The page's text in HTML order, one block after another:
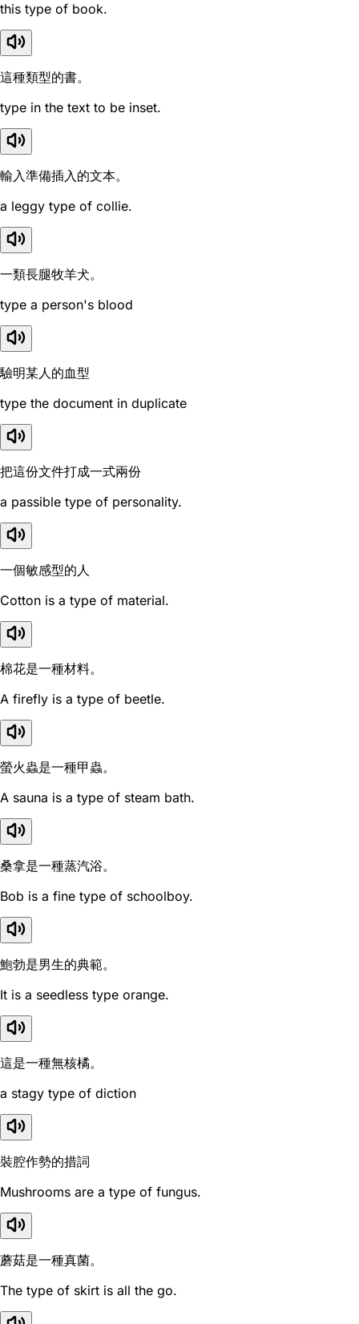
this type of book.
這種類型的書。
type in the text to be inset.
輸入準備插入的文本。
a leggy type of collie.
一類長腿牧羊犬。
type a person's blood
驗明某人的血型
type the document in duplicate
把這份文件打成一式兩份
a passible type of personality.
一個敏感型的人
Cotton is a type of material.
棉花是一種材料。
A firefly is a type of beetle.
螢火蟲是一種甲蟲。
A sauna is a type of steam bath.
桑拿是一種蒸汽浴。
Bob is a fine type of schoolboy.
鮑勃是男生的典範。
It is a seedless type orange.
這是一種無核橘。
a stagy type of diction
裝腔作勢的措詞
Mushrooms are a type of fungus.
蘑菇是一種真菌。
The type of skirt is all the go.